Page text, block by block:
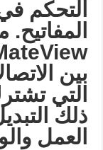
التحكم
بين
التي
ذلك
العمل